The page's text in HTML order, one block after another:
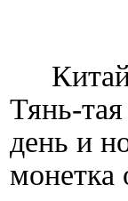
Тянь-
день и
монетка